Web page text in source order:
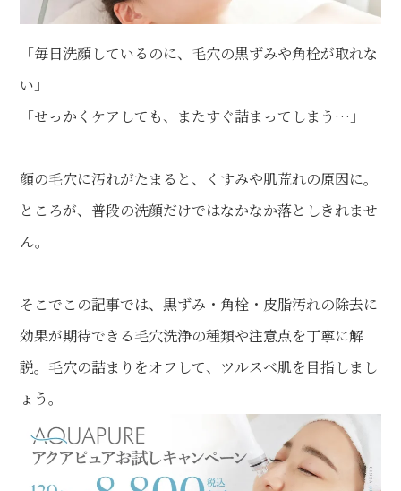
「毎日洗顔しているのに、毛穴の黒ずみや角栓が取れな
い」
「せっかくケアしても、またすぐ詰まってしまう…」
顔の毛穴に汚れがたまると、くすみや肌荒れの原因に。
ところが、普段の洗顔だけではなかなか落としきれませ
ん。
そこでこの記事では、黒ずみ・角栓・皮脂汚れの除去に
効果が期待できる毛穴洗浄の種類や注意点を丁寧に解
説。毛穴の詰まりをオフして、ツルスベ肌を目指しまし
ょう。